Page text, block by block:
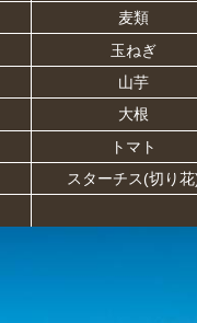
麦類
玉ねぎ
山芋
大根
トマト
スターチス(切り花